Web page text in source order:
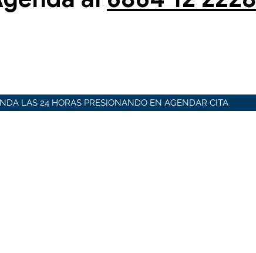
LAS 24 HORAS PRESIONANDO EN AGENDAR CITA